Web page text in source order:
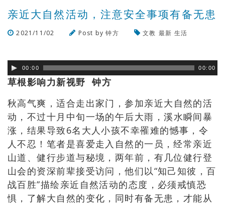
亲近大自然活动，注意安全事项有备无患
2021/11/02 Post by钟方 文教 最新 生活
00:00 00:00
草根影响力新视野 钟方
秋高气爽 ，适合走出家门 ，参加亲近大自然的活
动 ，不过十月中旬一场的午后大雨，溪水瞬间暴
涨 ， 结果导致6名大人小孩不幸罹难的憾事 ， 令
人不忍！笔者是喜爱走入自然的一员 ，经常亲近
山道、健行步道与秘境，两年前 ，有几位健行登
山会的资深前辈接受访问 ，他们以“知己知彼，百
战百胜”描绘亲近自然活动的态度，必须戒慎恐
惧，了解大自然的变化，同时有备无患，才能从